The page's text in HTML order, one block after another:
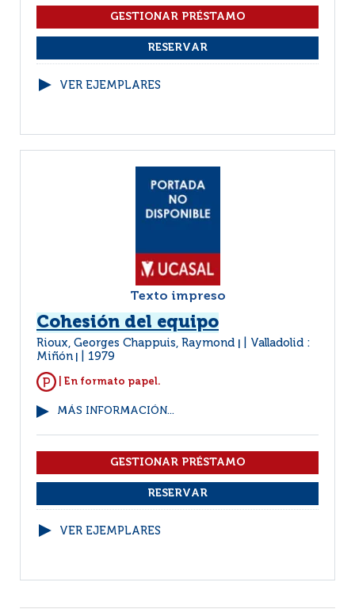
VER EJEMPLARES
Texto impreso
Cohesión del equipo
Rioux, Georges Chappuis, Raymond
Valladolid :
Miñón
1979
| En formato papel.
MÁS INFORMACIÓN...
VER EJEMPLARES